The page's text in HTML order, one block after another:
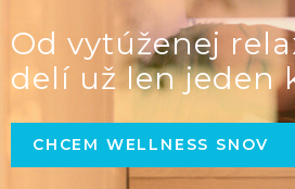
Od vytúženej
delí už len jeden
CHCEM WELLNESS SNOV